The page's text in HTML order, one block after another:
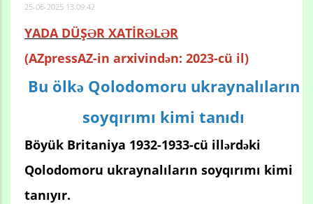
25-06-2025 13:09:42
YADA DÜŞƏR XATİRƏLƏR
(AZpressAZ-in arxivindən: 2023-cü il)
Bu ölkə Qolodomoru ukraynalıların
soyqırımı kimi tanıdı
Böyük Britaniya 1932-1933-cü illərdəki
Qolodomoru ukraynalıların soyqırımı kimi
tanıyır.